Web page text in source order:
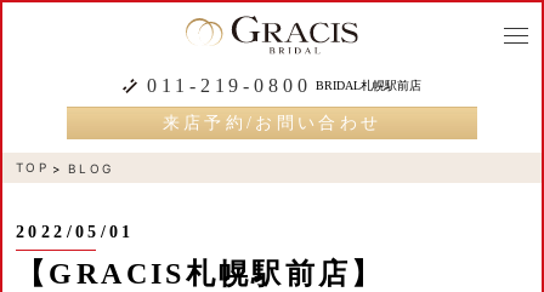
011-219-0800 BRIDAL札幌駅前店
来店予約/お問い合わせ
TOP BLOG
2022/05/01
【GRACIS札幌駅前店】